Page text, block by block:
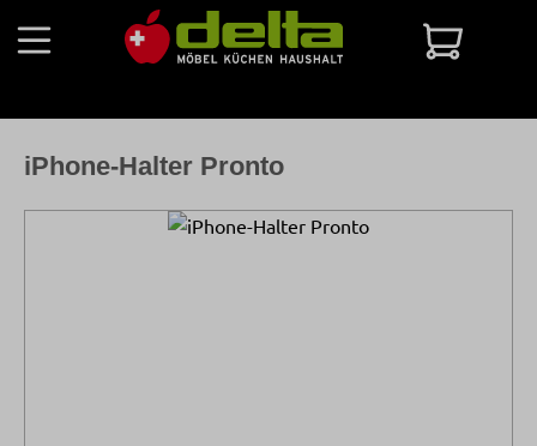
Zum Hauptinhalt springen
Bildergalerie überspringen
iPhone-Halter Pronto